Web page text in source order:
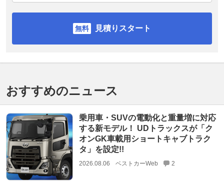
見積りスタート
おすすめのニュース
乗用車・SUVの電動化と重量増に対応
する新モデル！ UDトラックスが「ク
オンGK車載用ショートキャブトラク
タ」を設定!!
2026.08.06 ベストカーWeb 2